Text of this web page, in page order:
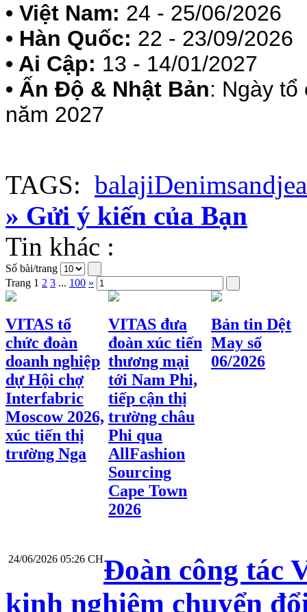
• Việt Nam: 24 - 25/06/2026
• Hàn Quốc: 22 - 23/09/2026
• Ai Cập: 13 - 14/01/2027
• Ấn Độ & Nhật Bản: Ngày
năm 2027
TAGS: balaji
» Gửi ý kiến của Bạn
Tin khác :
Số bài/trang
Trang 1 2 3 ... 100 »
VITAS tổ
chức đoàn
doanh nghiệp
dự Hội chợ
Interfabric
Moscow 2026,
xúc tiến thị
trường Nga
VITAS đưa
đoàn xúc tiến
thương mại
tới Nam Phi,
tiếp cận thị
trường châu
Phi qua
AllFashion
Sourcing
Cape Town
2026
Bản tin Dệt
May số
06/2026
24/06/2026 05:26 CHĐoàn công tác
kinh nghiệm chuyển